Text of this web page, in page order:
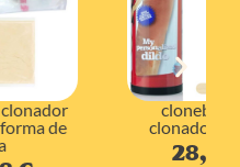
cloneboy – kit
clonador de pene